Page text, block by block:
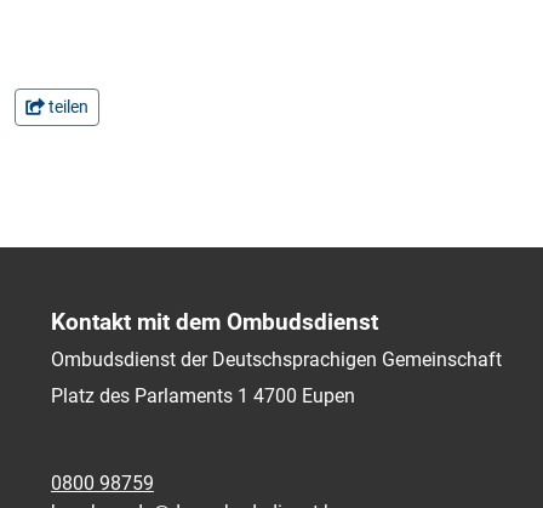
teilen
Kontakt mit dem Ombudsdienst
Ombudsdienst der Deutschsprachigen Gemeinschaft
Platz des Parlaments 1 4700 Eupen
0800 98759